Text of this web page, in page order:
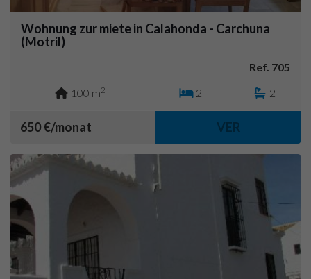
Wohnung zur miete in Calahonda - Carchuna
(Motril)
Ref. 705
100 m2 2 2
650 €/monat VER